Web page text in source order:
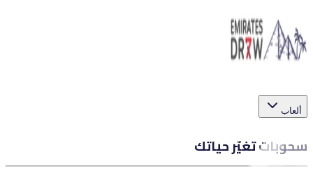
ألعاب
سحوبات تغيّر حياتك